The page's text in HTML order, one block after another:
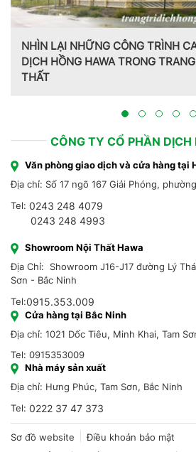
NHÌN LẠI NHỮNG CÔNG TRÌNH
DỊCH HỒNG HAWA TRONG
THẤT
CÔNG TY CỔ PHẦN DỊCH
Văn phòng giao dịch và cửa hàng tại
Địa chỉ: Số 17 ngõ 167 Giải Phóng,
Tel: 0243 248 4079
0243 248 4993
Showroom Nội Thất Hawa
Địa Chỉ: Showroom J16-J17 đường Lý
Sơn - Bắc Ninh
Tel:0915.353.009
Cửa hàng tại Bắc Ninh
Địa chỉ: 1021 Dốc Tiêu, Minh Khai, Tam
Tel: 0915353009
Nhà máy sản xuất
Địa chỉ: Hưng Phúc, Tam Sơn, Bắc Ninh
Tel: 0222 37 47 373
Sơ đồ website
Điều khoản bảo mật